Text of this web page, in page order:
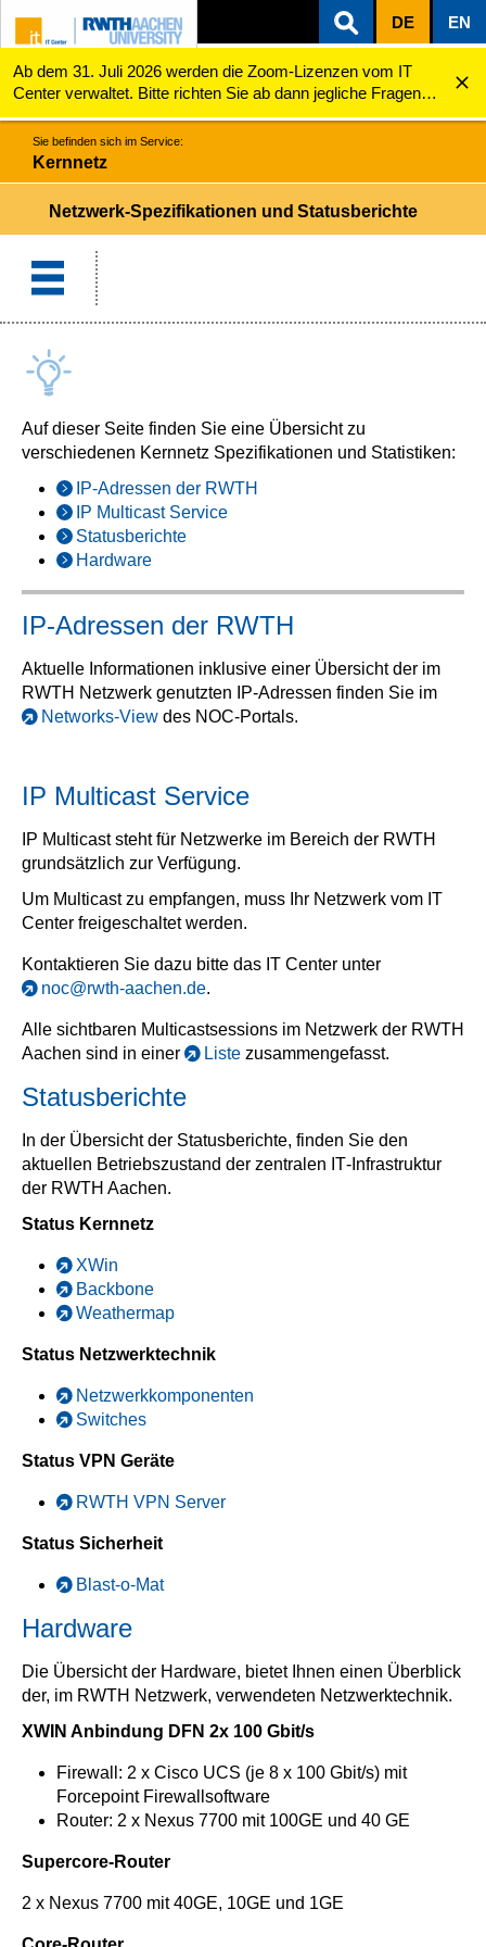
ZUM INHALTSBEREICH
ZUR HAUPTNAVIGATION
ZUR SUCHE
DE EN
Ab dem 31. Juli 2026 werden die Zoom-Lizenzen vom IT
Center verwaltet. Bitte richten Sie ab dann jegliche Fragen
zu den Zoom-Lizenzen (z.B. Probleme mit dem Login) an
servicedesk@itc.rwth-aachen.de.
Kernnetz Netzwerk-Spezifikationen und Statusberichte
Sie befinden sich im Service:
Kernnetz
Netzwerk-Spezifikationen und Statusberichte
Auf dieser Seite finden Sie eine Übersicht zu
verschiedenen Kernnetz Spezifikationen und Statistiken:
IP-Adressen der RWTH
IP Multicast Service
Statusberichte
Hardware
IP-Adressen der RWTH
Aktuelle Informationen inklusive einer Übersicht der im
RWTH Netzwerk genutzten IP-Adressen finden Sie im
Networks-View des NOC-Portals.
IP Multicast Service
IP Multicast steht für Netzwerke im Bereich der RWTH
grundsätzlich zur Verfügung.
Um Multicast zu empfangen, muss Ihr Netzwerk vom IT
Center freigeschaltet werden.
Kontaktieren Sie dazu bitte das IT Center unter
noc@rwth-aachen.de.
Alle sichtbaren Multicastsessions im Netzwerk der RWTH
Aachen sind in einer
Liste zusammengefasst.
Statusberichte
In der Übersicht der Statusberichte, finden Sie den
aktuellen Betriebszustand der zentralen IT‑Infrastruktur
der RWTH Aachen.
Status Kernnetz
XWin
Backbone
Weathermap
Status Netzwerktechnik
Netzwerkkomponenten
Switches
Status VPN Geräte
RWTH VPN Server
Status Sicherheit
Blast-o-Mat
Hardware
Die Übersicht der Hardware, bietet Ihnen einen Überblick
der, im RWTH Netzwerk, verwendeten Netzwerktechnik.
XWIN Anbindung DFN 2x 100 Gbit/s
Firewall: 2 x Cisco UCS (je 8 x 100 Gbit/s) mit
Forcepoint Firewallsoftware
Router: 2 x Nexus 7700 mit 100GE und 40 GE
Supercore-Router
2 x Nexus 7700 mit 40GE, 10GE und 1GE